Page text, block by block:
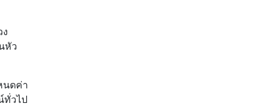
หัว
นดค่า
ทั่วไป